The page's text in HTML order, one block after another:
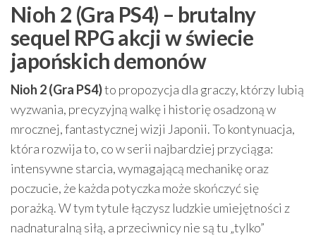
Nioh 2 (Gra PS4) – brutalny
sequel RPG akcji w świecie
japońskich demonów
Nioh 2 (Gra PS4)to propozycja dla graczy, którzy lubią
wyzwania, precyzyjną walkę i historię osadzoną w
mrocznej, fantastycznej wizji Japonii. To kontynuacja,
która rozwija to, co w serii najbardziej przyciąga:
intensywne starcia, wymagającą mechanikę oraz
poczucie, że każda potyczka może skończyć się
porażką. W tym tytule łączysz ludzkie umiejętności z
nadnaturalną siłą, a przeciwnicy nie są tu „tylko”